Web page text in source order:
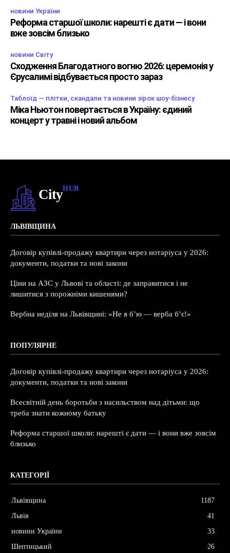
новини України
Реформа старшої школи: нарешті є дати — і вони
вже зовсім близько
новини Світу
Сходження Благодатного вогню 2026: церемонія у
Єрусалимі відбувається просто зараз
Таблоїд — плітки, скандали та новини зірок шоу-бізнесу
Міка Ньютон повертається в Україну: єдиний
концерт у травні і новий альбом
CityHUB
ЛЬВІВЩИНА
Договір купівлі-продажу квартири через нотаріуса у 2026:
документи, податки та нові закони
Ціни на АЗС у Львові та області: де заправитися і не
лишитися з порожніми кишенями?
Вербна неділя на Львівщині: «Не я б’ю — верба б’є!»
ПОПУЛЯРНЕ
Договір купівлі-продажу квартири через нотаріуса у 2026:
документи, податки та нові закони
Всесвітній день боротьби з насильством над дітьми: що
треба знати кожному батьку
Реформа старшої школи: нарешті є дати — і вони вже зовсім
близько
КАТЕГОРІЇ
Львівщина
1187
Львів
41
новини України
33
Шептицький
26